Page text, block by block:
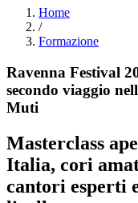
Home
/
Formazione
Ravenna Festival
secondo viaggio
Muti
Masterclass
Italia, cori
cantori esperti